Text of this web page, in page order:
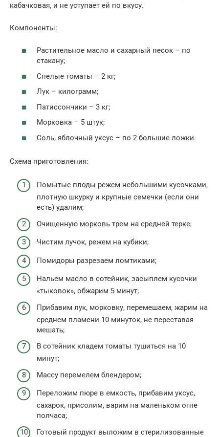
кабачковая, и не уступает ей по вкусу.
Компоненты:
Растительное масло и сахарный песок – по
стакану;
Спелые томаты – 2 кг;
Лук – килограмм;
Патиссончики – 3 кг;
Морковка – 5 штук;
Соль, яблочный уксус – по 2 большие ложки.
Схема приготовления:
Помытые плоды режем небольшими кусочками,
плотную шкурку и крупные семечки (если они
есть) удалим;
Очищенную морковь трем на средней терке;
Чистим лучок, режем на кубики;
Помидоры разрезаем ломтиками;
Нальем масло в сотейник, засыплем кусочки
«тыковок», обжарим 5 минут;
Прибавим лук, морковку, перемешаем, жарим на
среднем пламени 10 минуток, не переставая
мешать;
В сотейник кладем томаты тушиться на 10
минут;
Массу перемелем блендером;
Переложим пюре в емкость, прибавим уксус,
сахарок, присолим, варим на маленьком огне
полчаса;
Готовый продукт выложим в стерилизованные